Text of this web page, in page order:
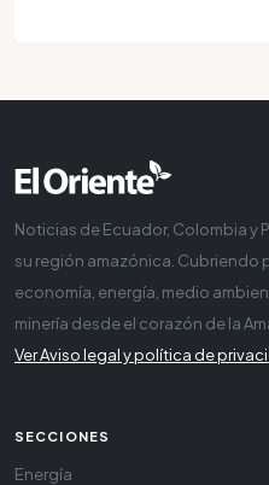
Noticias de Ecuador, Colombia y
su región amazónica. Cubriendo
economía, energía, medio
minería desde el corazón de la
Ver Aviso legal y política de
SECCIONES
Energía